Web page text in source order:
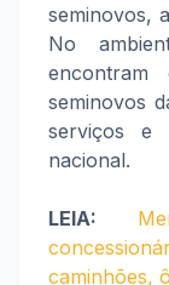
seminovos,
No
seminovos
serviços e
nacional.
LEIA:
caminhões,